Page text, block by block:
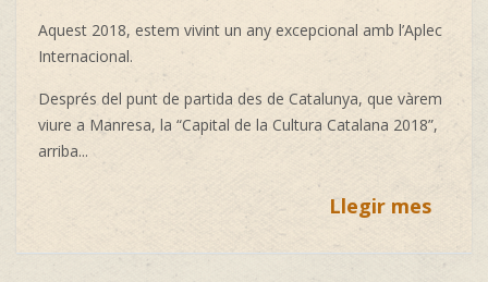
Aquest 2018, estem vivint un any excepcional amb l’Aplec
Internacional.
Després del punt de partida des de Catalunya, que vàrem
viure a Manresa, la “Capital de la Cultura Catalana 2018”,
arriba...
Llegir mes